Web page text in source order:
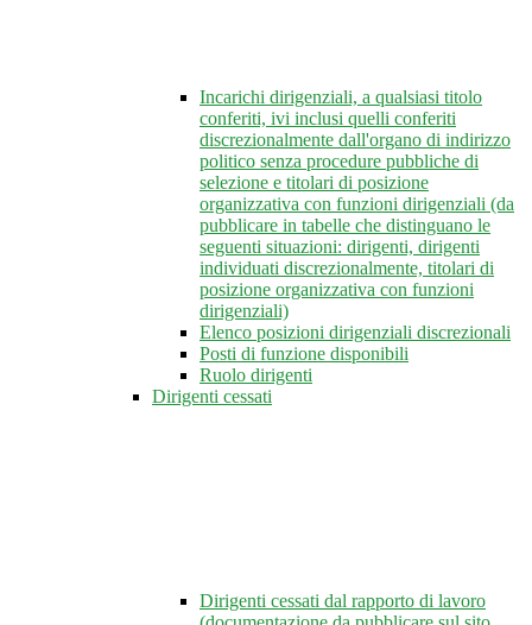
Incarichi dirigenziali, a qualsiasi titolo
conferiti, ivi inclusi quelli conferiti
discrezionalmente dall'organo di indirizzo
politico senza procedure pubbliche di
selezione e titolari di posizione
organizzativa con funzioni dirigenziali (da
pubblicare in tabelle che distinguano le
seguenti situazioni: dirigenti, dirigenti
individuati discrezionalmente, titolari di
posizione organizzativa con funzioni
dirigenziali)
Elenco posizioni dirigenziali discrezionali
Posti di funzione disponibili
Ruolo dirigenti
Dirigenti cessati
Dirigenti cessati dal rapporto di lavoro